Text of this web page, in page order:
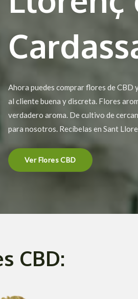
Ahora puedes comprar flores de CBD
al cliente buena y discreta. Flores
verdadero aroma. De cultivo de
para nosotros. Recíbelas en Sant
Ver Flores CBD
CBD: